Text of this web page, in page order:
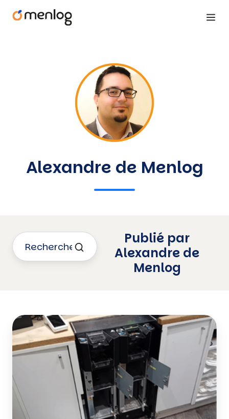
Alexandre de Menlog
Publié par
Alexandre de
Menlog
Cambriolage
de
monnayeur
boulangerie
que